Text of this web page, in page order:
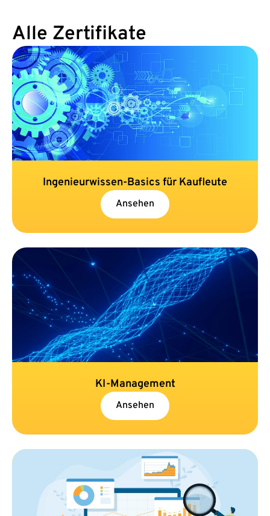
Alle Zertifikate
Ingenieurwissen-Basics für Kaufleute
Ansehen
KI-Management
Ansehen